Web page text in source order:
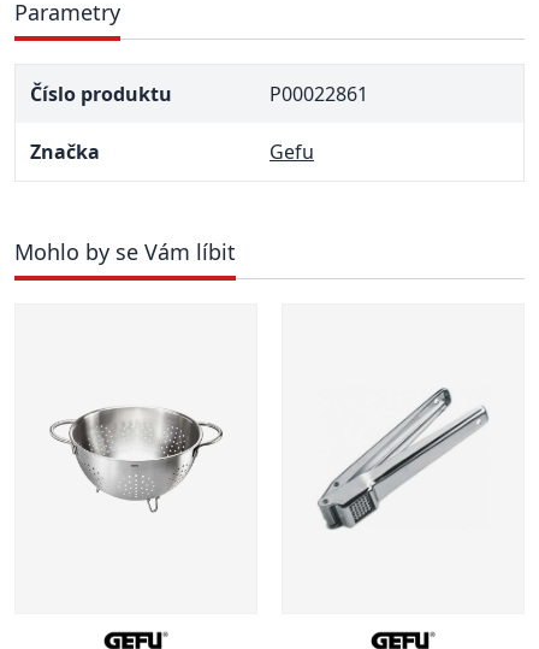
Parametry
Číslo produktu P00022861
Značka Gefu
Mohlo by se Vám líbit